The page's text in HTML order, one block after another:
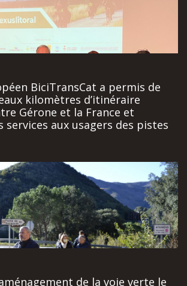
BiciTransCat a permis de
kilomètres d’itinéraire
Gérone et la France et
services aux usagers des pistes
de la voie verte le